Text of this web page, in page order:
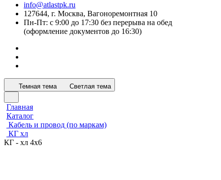
info@atlastpk.ru
127644, г. Москва, Вагоноремонтная 10
Пн-Пт: с 9:00 до 17:30 без перерыва на обед
(оформление документов до 16:30)
Темная тема Светлая тема
Главная
Каталог
Кабель и провод (по маркам)
КГ хл
КГ - хл 4х6